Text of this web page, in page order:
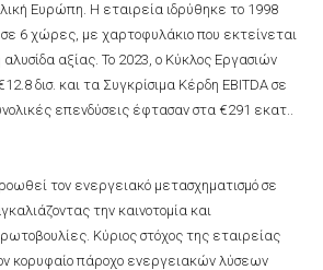
Ευρώπη. Η εταιρεία ιδρύθηκε το 1998
σε 6 χώρες, με χαρτοφυλάκιο που εκτείνεται
αξίας. Το 2023, ο Κύκλος Εργασιών
δισ. και τα Συγκρίσιμα Κέρδη EBITDA σε
επενδύσεις έφτασαν στα €291 εκατ..
τον ενεργειακό μετασχηματισμό σε
την καινοτομία και
Κύριος στόχος της εταιρείας
κορυφαίο πάροχο ενεργειακών λύσεων